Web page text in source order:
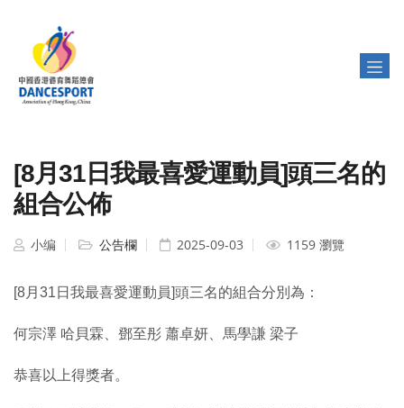
[8月31日我最喜愛運動員]頭三名的
組合公佈
小编 公告欄 2025-09-03 1159 瀏覽
[8月31日我最喜愛運動員]頭三名的組合分別為：
何宗澤 哈貝霖、鄧至彤 蕭卓妍、馬學謙 梁子
恭喜以上得獎者。